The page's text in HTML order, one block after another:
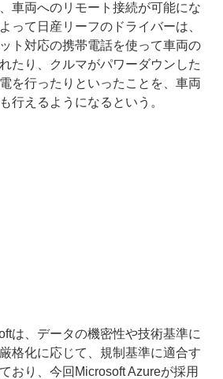
車両へのリモート接続が可能にな
って日産リーフのドライバーは、
ト対応の携帯電話を使って車両の
たり、クルマがパワーダウンした
を行ったりといったことを、車両
行えるようになるという。
は、データの機密性や技術基準に
格化に応じて、規制基準に適合す
おり、今回Microsoft Azureが採用